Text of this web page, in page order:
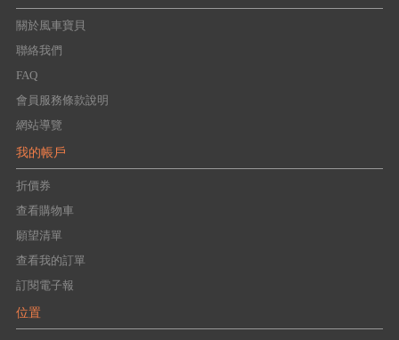
關於風車寶貝
聯絡我們
FAQ
會員服務條款說明
網站導覽
我的帳戶
折價券
查看購物車
願望清單
查看我的訂單
訂閱電子報
位置